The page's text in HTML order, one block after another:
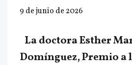
9 de junio de 2026
La doctora Esther
Domínguez, Premio a